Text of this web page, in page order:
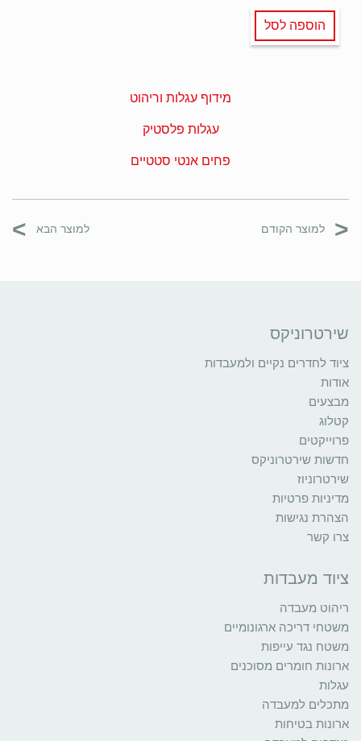
הוספה לסל
מידוף עגלות וריהוט
עגלות פלסטיק
פחים אנטי סטטיים
< למוצר הקודם למוצר הבא >
שירטרוניקס
ציוד לחדרים נקיים ולמעבדות
אודות
מבצעים
קטלוג
פרוייקטים
חדשות שירטרוניקס
שירטרוניוז
מדיניות פרטיות
הצהרת נגישות
צרו קשר
ציוד מעבדות
ריהוט מעבדה
משטחי דריכה ארגונומיים
משטח נגד עייפות
ארונות חומרים מסוכנים
עגלות
מתכלים למעבדה
ארונות בטיחות